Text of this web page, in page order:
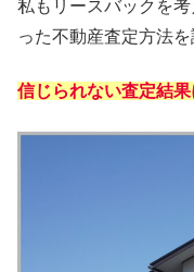
私もリースバックを
った不動産査定方法
信じられない査定結果